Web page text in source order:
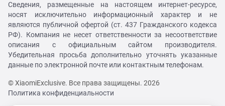
Сведения, размещенные на настоящем интернет-ресурсе,
носят исключительно информационный характер и не
являются публичной офертой (ст. 437 Гражданского кодекса
РФ). Компания не несет ответственности за несоответствие
описания с официальным сайтом производителя.
Убедительная просьба дополнительно уточнять указанные
данные по электронной почте или контактным телефонам.
© XiaomiExclusive. Все права защищены. 2026
Политика конфиденциальности